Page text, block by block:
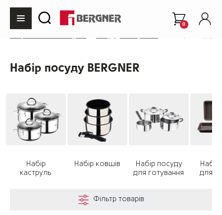
0
Набір посуду BERGNER
Набір
каструль
Набір ковшів
Набір посуду
для готування
для
Фільтр товарів